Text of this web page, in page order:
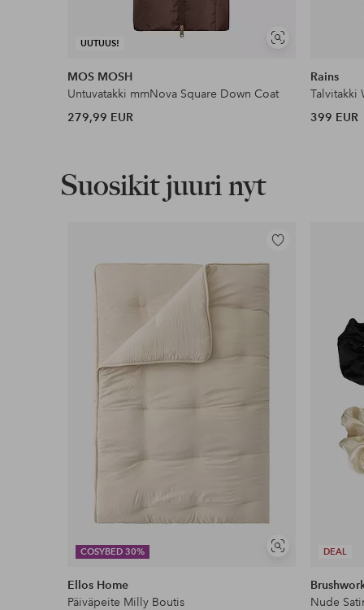
UUTUUS!
Näytä
MOS MOSH
Untuvatakki mmNova Square Down Coat
279,99 EUR
Rains
Talvitakki
399 EUR
Suosikit juuri nyt
COSYBED 30%
Näytä
Lisää
suosikkeihin
Ellos Home
Päiväpeite Milly Boutis
DEAL
Nude